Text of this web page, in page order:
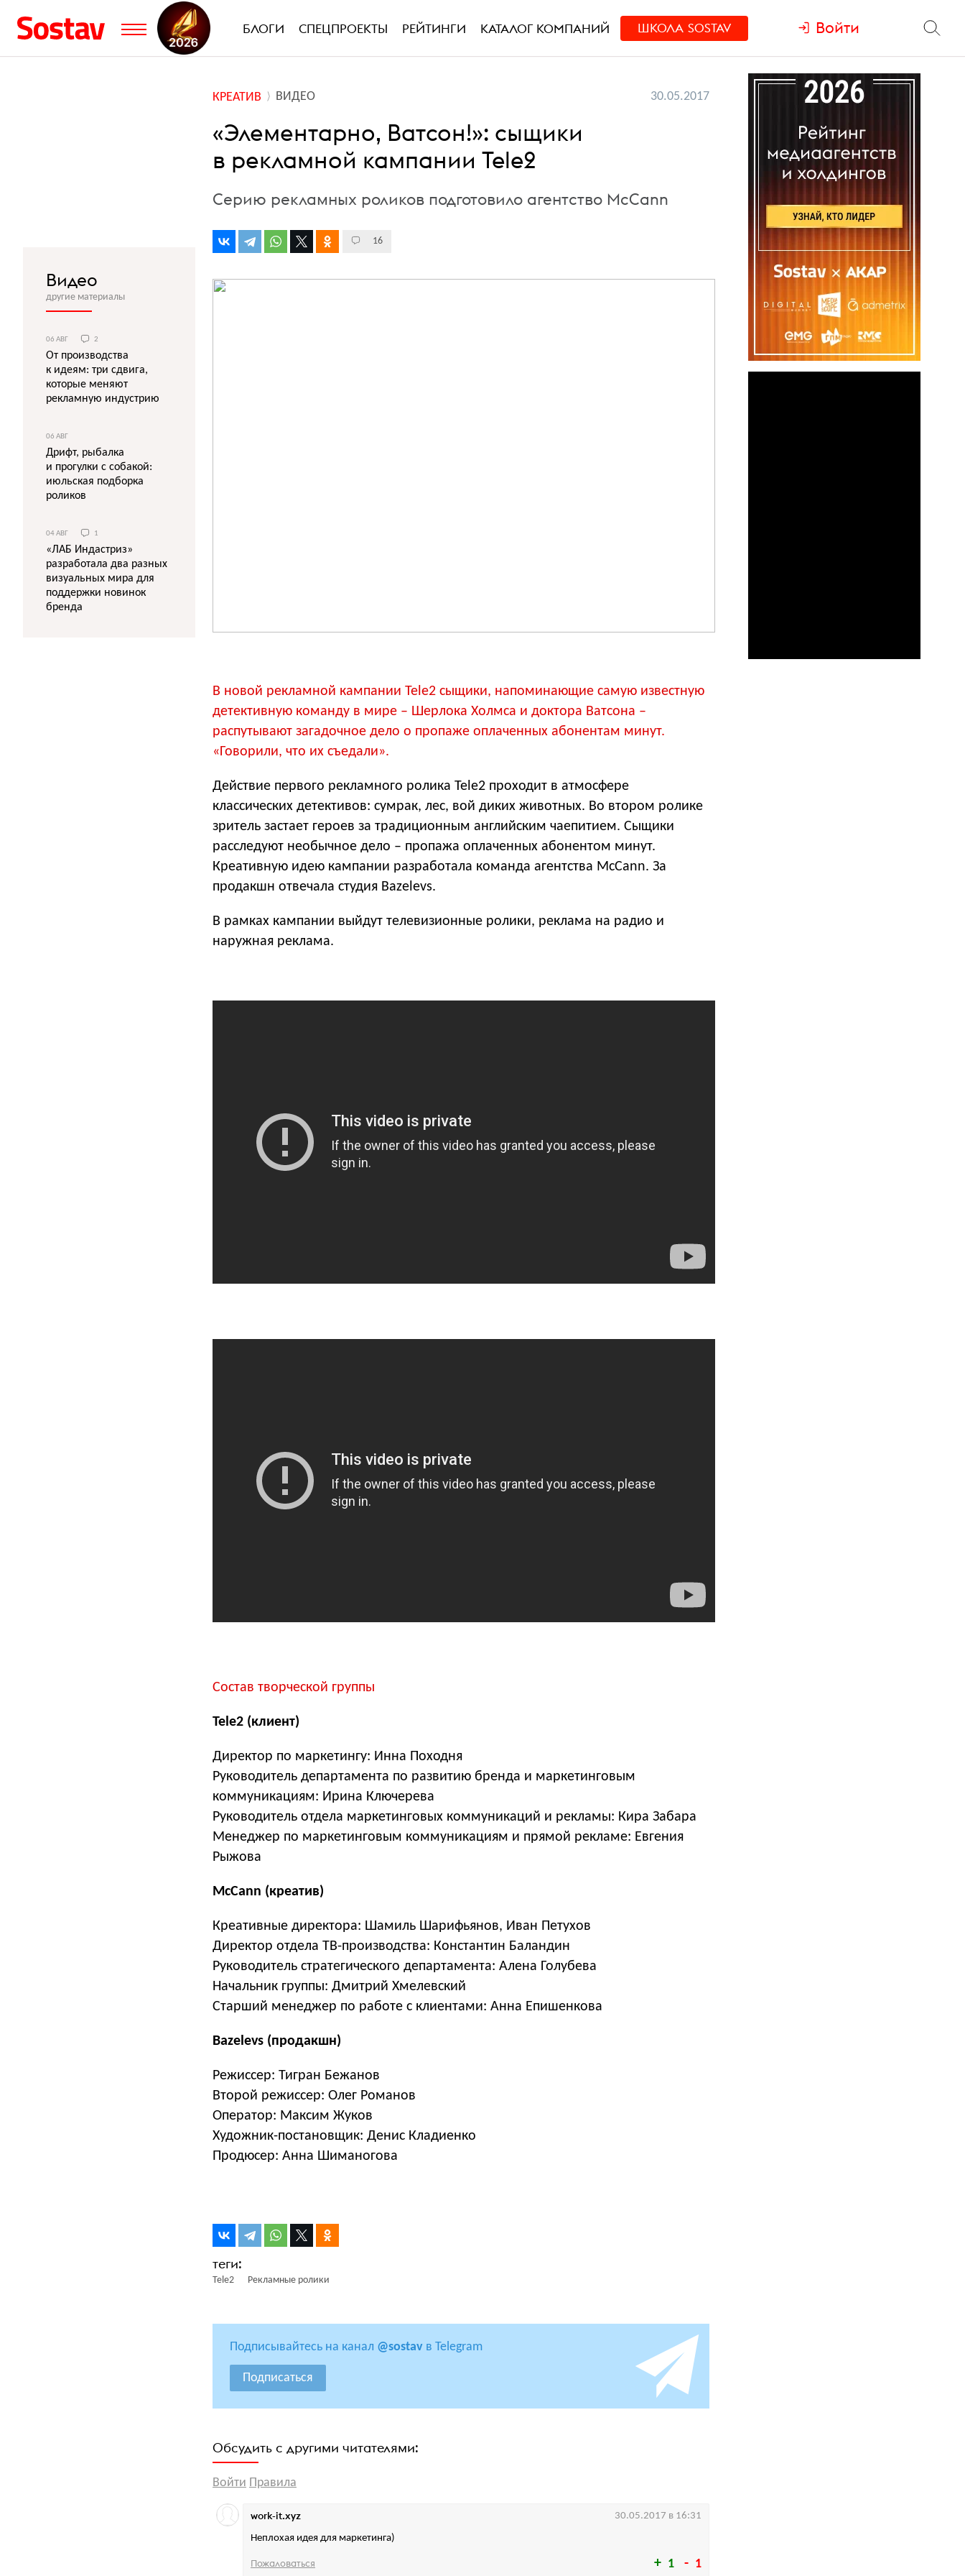
БЛОГИ СПЕЦПРОЕКТЫ РЕЙТИНГИ КАТАЛОГ КОМПАНИЙ ШКОЛА SOSTAV Войти
КРЕАТИВ ВИДЕО 30.05.2017
«Элементарно, Ватсон!»: сыщики
в рекламной кампании Tele2
Серию рекламных роликов подготовило агентство McCann
16
В новой рекламной кампании Tele2 сыщики, напоминающие самую известную
детективную команду в мире – Шерлока Холмса и доктора Ватсона –
распутывают загадочное дело о пропаже оплаченных абонентам минут.
«Говорили, что их съедали».
Действие первого рекламного ролика Tele2 проходит в атмосфере
классических детективов: сумрак, лес, вой диких животных. Во втором ролике
зритель застает героев за традиционным английским чаепитием. Сыщики
расследуют необычное дело – пропажа оплаченных абонентом минут.
Креативную идею кампании разработала команда агентства McCann. За
продакшн отвечала студия Bazelevs.
В рамках кампании выйдут телевизионные ролики, реклама на радио и
наружная реклама.
Состав творческой группы
Tele2 (клиент)
Директор по маркетингу: Инна Походня
Руководитель департамента по развитию бренда и маркетинговым
коммуникациям: Ирина Ключерева
Руководитель отдела маркетинговых коммуникаций и рекламы: Кира Забара
Менеджер по маркетинговым коммуникациям и прямой рекламе: Евгения
Рыжова
McCann (креатив)
Креативные директора: Шамиль Шарифьянов, Иван Петухов
Директор отдела ТВ-производства: Константин Баландин
Руководитель стратегического департамента: Алена Голубева
Начальник группы: Дмитрий Хмелевский
Старший менеджер по работе с клиентами: Анна Епишенкова
Bazelevs (продакшн)
Режиссер: Тигран Бежанов
Второй режиссер: Олег Романов
Оператор: Максим Жуков
Художник-постановщик: Денис Кладиенко
Продюсер: Анна Шиманогова
Tele2 Рекламные ролики
Подписывайтесь на канал @sostav в Telegram
Подписаться
Обсудить с другими читателями:
Войти Правила
1 1
Неплохая идея для маркетинга)
work-it.xyz 30.05.2017 в 16:31
Пожаловаться
Видео
другие материалы
06 АВГ 2
От производства
к идеям: три сдвига,
которые меняют
рекламную индустрию
06 АВГ
Дрифт, рыбалка
и прогулки с собакой:
июльская подборка
роликов
04 АВГ 1
«ЛАБ Индастриз»
разработала два разных
визуальных мира для
поддержки новинок
бренда